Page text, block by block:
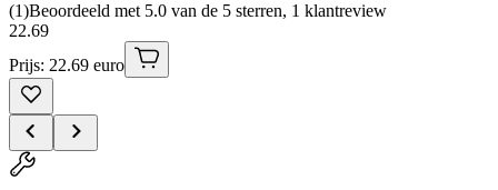
(1)Beoordeeld met 5.0 van de 5 sterren, 1 klantreview
22.69
Prijs: 22.69 euro